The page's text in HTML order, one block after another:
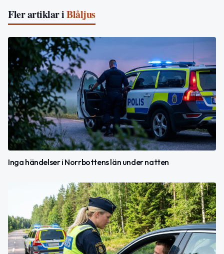
Fler artiklar iBlåljus
Inga händelser i Norrbottens län under natten